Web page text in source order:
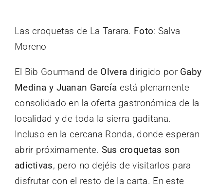
Las croquetas de La Tarara. Foto: Salva
Moreno
El Bib Gourmand de Olvera dirigido por Gaby
Medina y Juanan García está plenamente
consolidado en la oferta gastronómica de la
localidad y de toda la sierra gaditana.
Incluso en la cercana Ronda, donde esperan
abrir próximamente. Sus croquetas son
adictivas, pero no dejéis de visitarlos para
disfrutar con el resto de la carta. En este